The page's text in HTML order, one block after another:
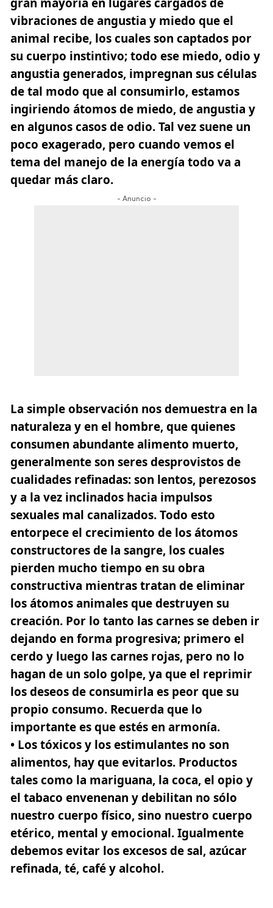
vibraciones de angustia y miedo que el
animal recibe, los cuales son captados por
su cuerpo instintivo; todo ese miedo, odio y
angustia generados, impregnan sus células
de tal modo que al consumirlo, estamos
ingiriendo átomos de miedo, de angustia y
en algunos casos de odio. Tal vez suene un
poco exagerado, pero cuando vemos el
tema del manejo de la energía todo va a
quedar más claro.
- Anuncio -
La simple observación nos demuestra en la
naturaleza y en el hombre, que quienes
consumen abundante alimento muerto,
generalmente son seres desprovistos de
cualidades refinadas: son lentos, perezosos
y a la vez inclinados hacia impulsos
sexuales mal canalizados. Todo esto
entorpece el crecimiento de los átomos
constructores de la sangre, los cuales
pierden mucho tiempo en su obra
constructiva mientras tratan de eliminar
los átomos animales que destruyen su
creación. Por lo tanto las carnes se deben ir
dejando en forma progresiva; primero el
cerdo y luego las carnes rojas, pero no lo
hagan de un solo golpe, ya que el reprimir
los deseos de consumirla es peor que su
propio consumo. Recuerda que lo
importante es que estés en armonía.
• Los tóxicos y los estimulantes no son
alimentos, hay que evitarlos. Productos
tales como la mariguana, la coca, el opio y
el tabaco envenenan y debilitan no sólo
nuestro cuerpo físico, sino nuestro cuerpo
etérico, mental y emocional. Igualmente
debemos evitar los excesos de sal, azúcar
refinada, té, café y alcohol.